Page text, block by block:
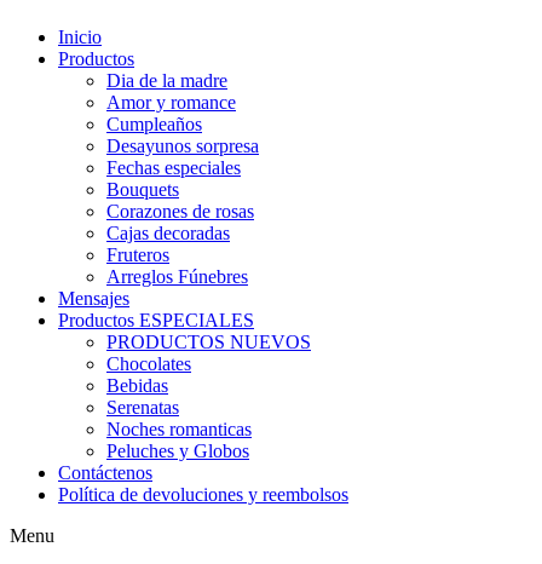
Inicio
Productos
Dia de la madre
Amor y romance
Cumpleaños
Desayunos sorpresa
Fechas especiales
Bouquets
Corazones de rosas
Cajas decoradas
Fruteros
Arreglos Fúnebres
Mensajes
Productos ESPECIALES
PRODUCTOS NUEVOS
Chocolates
Bebidas
Serenatas
Noches romanticas
Peluches y Globos
Contáctenos
Política de devoluciones y reembolsos
Menu